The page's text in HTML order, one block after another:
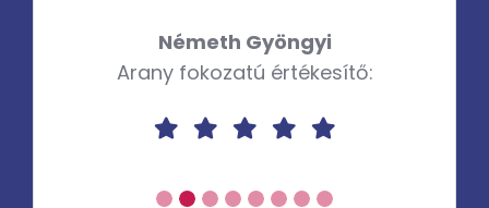
Németh Gyöngyi
Arany fokozatú értékesítő: